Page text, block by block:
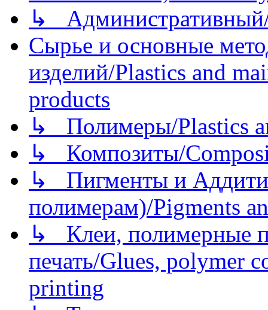
↳
Сырье и основные
изделий/Plastics and
products
↳ Полимеры/Plastics
↳ Композиты/
↳ Пигменты и
полимерам)/Pigments
↳ Клеи, полимерные
печать/Glues, polymer
printing